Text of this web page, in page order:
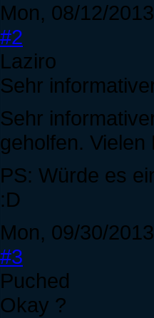
Mon, 08/12/
#2
Laziro
Sehr
Sehr
geholfen. Vielen
PS: Würde es
:D
Mon, 09/30/
#3
Puched
Okay ?